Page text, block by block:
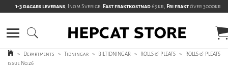
1-3 dagars leverans, Inom Sverige: Fast fraktkostnad69kr, Fri fraktöver 3000kr
> Departments > Tidningar > BILTIDNINGAR > ROLLS & PLEATS >
ROLLS & PLEATS
issue No.26